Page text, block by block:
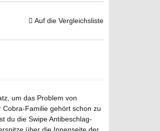
Auf die Vergleichsliste
um das Problem von
Familie gehört schon zu
du die Swipe Antibeschlag-
über die Innenseite der